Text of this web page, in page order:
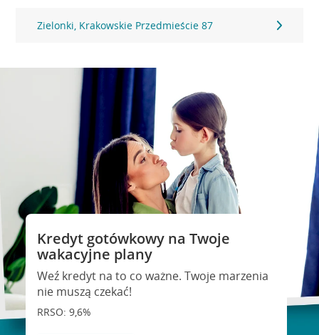
Zielonki, Krakowskie Przedmieście 87
Kredyt gotówkowy na Twoje
wakacyjne plany
Weź kredyt na to co ważne. Twoje marzenia
nie muszą czekać!
RRSO: 9,6%